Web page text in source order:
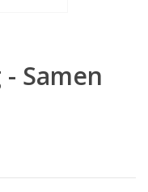
Samen